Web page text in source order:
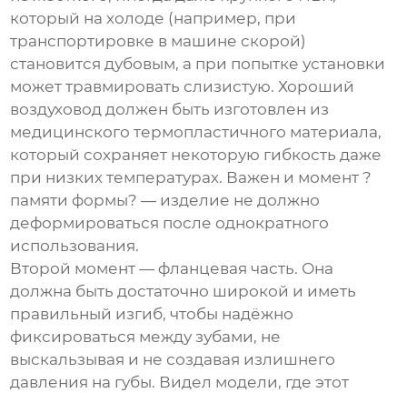
который на холоде (например, при
транспортировке в машине скорой)
становится дубовым, а при попытке установки
может травмировать слизистую. Хороший
воздуховод должен быть изготовлен из
медицинского термопластичного материала,
который сохраняет некоторую гибкость даже
при низких температурах. Важен и момент ?
памяти формы? — изделие не должно
деформироваться после однократного
использования.
Второй момент — фланцевая часть. Она
должна быть достаточно широкой и иметь
правильный изгиб, чтобы надёжно
фиксироваться между зубами, не
выскальзывая и не создавая излишнего
давления на губы. Видел модели, где этот